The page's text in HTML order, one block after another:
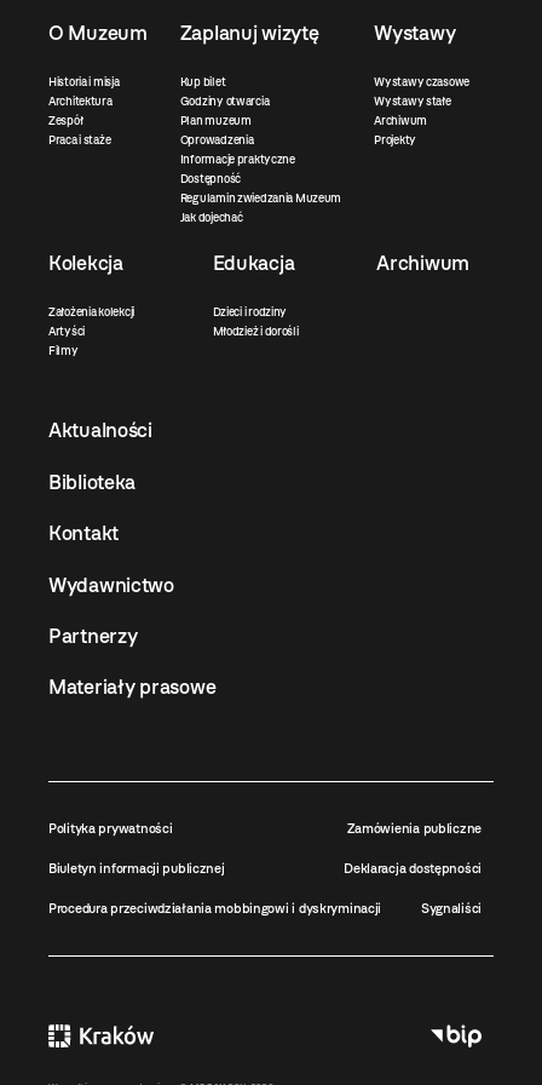
O Muzeum
Historia i misja
Architektura
Zespół
Praca i staże
Zaplanuj wizytę
Kup bilet
Godziny otwarcia
Plan muzeum
Oprowadzenia
Informacje praktyczne
Dostępność
Regulamin zwiedzania Muzeum
Jak dojechać
Wystawy
Wystawy czasowe
Wystawy stałe
Archiwum
Projekty
Kolekcja
Założenia kolekcji
Artyści
Filmy
Edukacja
Dzieci i rodziny
Młodzież i dorośli
Archiwum
Aktualności
Biblioteka
Kontakt
Wydawnictwo
Partnerzy
Materiały prasowe
Polityka prywatności Zamówienia publiczne
Biuletyn informacji publicznej Deklaracja dostępności
Procedura przeciwdziałania mobbingowi i dyskryminacji Sygnaliści